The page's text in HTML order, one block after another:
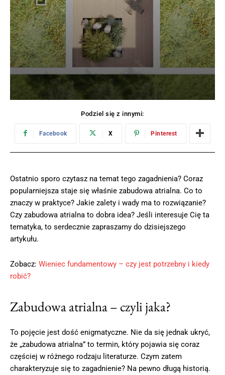
Podziel się z innymi:
Facebook X Pinterest
Ostatnio sporo czytasz na temat tego zagadnienia? Coraz
popularniejsza staje się właśnie zabudowa atrialna. Co to
znaczy w praktyce? Jakie zalety i wady ma to rozwiązanie?
Czy zabudowa atrialna to dobra idea? Jeśli interesuje Cię ta
tematyka, to serdecznie zapraszamy do dzisiejszego
artykułu.
Zobacz: Wieniec fundamentowy – czy jest potrzebny i kiedy
robić?
Zabudowa atrialna – czyli jaka?
To pojęcie jest dość enigmatyczne. Nie da się jednak ukryć,
że „zabudowa atrialna” to termin, który pojawia się coraz
częściej w różnego rodzaju literaturze. Czym zatem
charakteryzuje się to zagadnienie? Na pewno długą historią.